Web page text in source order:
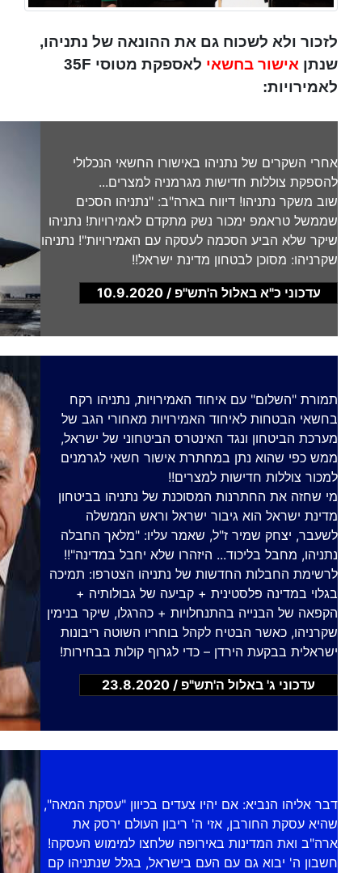
לזכור ולא לשכוח גם את ההונאה של נתניהו,
שנתן אישור בחשאי לאספקת מטוסי 35 F
לאמירויות:
אחרי השקרים של נתניהו באישורו החשאי הנכלולי
להספקת צוללות חדישות מגרמניה למצרים...
שוב משקר נתניהו! דיווח בארה"ב: "נתניהו הסכים
שממשל טראמפ ימכור נשק מתקדם לאמירויות! נתניהו
שיקר שלא הביע הסכמה לעסקה עם האמירויות"! נתניהו
שקרניהו: מסוכן לבטחון מדינת ישראל!!
עדכוני כ"א באלול ה'תש"פ / 10.9.2020
תמורת "השלום" עם איחוד האמירויות, נתניהו רקח
בחשאי הבטחות לאיחוד האמירויות מאחורי הגב של
מערכת הביטחון ונגד האינטרס הביטחוני של ישראל,
ממש כפי שהוא נתן במחתרת אישור חשאי לגרמנים
למכור צוללות חדישות למצרים!!
מי שחזה את החתרנות המסוכנת של נתניהו בביטחון
מדינת ישראל הוא גיבור ישראל וראש הממשלה
לשעבר, יצחק שמיר ז"ל, שאמר עליו: "מלאך החבלה
נתניהו, מחבל בליכוד... היזהרו שלא יחבל במדינה"!!
לרשימת החבלות החדשות של נתניהו הצטרפו: תמיכה
בגלוי במדינה פלסטינית + קביעה של גבולותיה +
הקפאה של הבנייה בהתנחלויות + כהרגלו, שיקר בנימין
שקרניהו, כאשר הבטיח לקהל בוחריו השוטה ריבונות
ישראלית בבקעת הירדן – כדי לגרוף קולות בבחירות!
עדכוני ג' באלול ה'תש"פ / 23.8.2020
דבר אליהו הנביא: אם יהיו צעדים בכיוון "עסקת המאה",
שהיא עסקת החורבן, אזי ה' ריבון העולם ירסק את
ארה"ב ואת המדינות באירופה שלחצו למימוש העסקה!
חשבון ה' יבוא גם עם העם בישראל, בגלל שנתניהו קם